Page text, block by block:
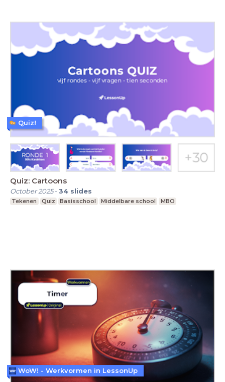
Quiz: Cartoons
October 2025-34 slides
Tekenen Quiz Basisschool Middelbare school MBO
Quiz!
WoW! - Werkvormen in LessonUp